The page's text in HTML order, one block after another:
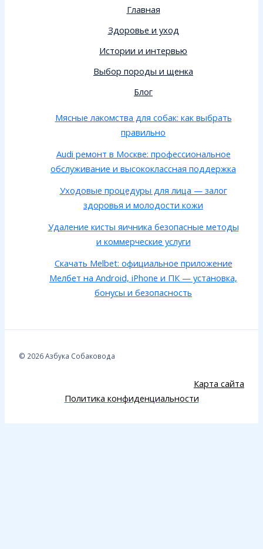
Главная
Здоровье и уход
Истории и интервью
Выбор породы и щенка
Блог
Мясные лакомства для собак: как выбрать
правильно
Audi ремонт в Москве: профессиональное
обслуживание и высококлассная поддержка
Уходовые процедуры для лица — залог
здоровья и молодости кожи
Удаление кисты яичника безопасные методы
и коммерческие услуги
Скачать Melbet: официальное приложение
Мелбет на Android, iPhone и ПК — установка,
бонусы и безопасность
© 2026 Азбука Собаковода
Карта сайта
Политика конфиденциальности